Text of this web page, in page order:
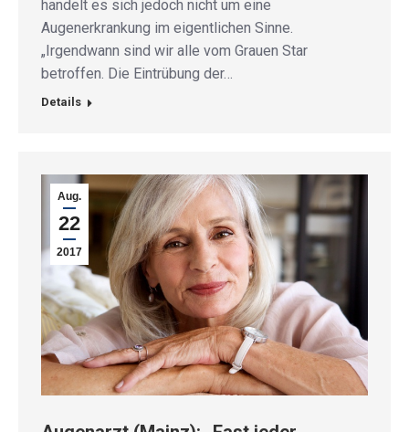
handelt es sich jedoch nicht um eine
Augenerkrankung im eigentlichen Sinne.
„Irgendwann sind wir alle vom Grauen Star
betroffen. Die Eintrübung der…
Details
Aug.
22
2017